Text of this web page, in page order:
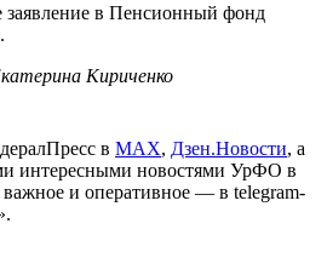
заявление в Пенсионный фонд
Кириченко
в МАХ, Дзен.Новости, а
интересными новостями УрФО в
важное и оперативное — в telegram-